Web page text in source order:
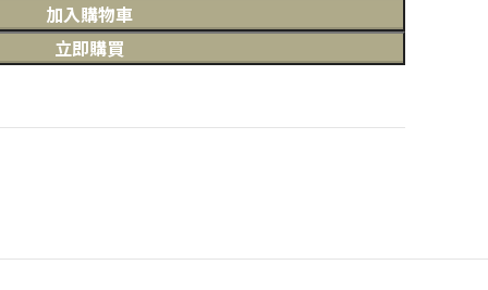
加入購物車
立即購買